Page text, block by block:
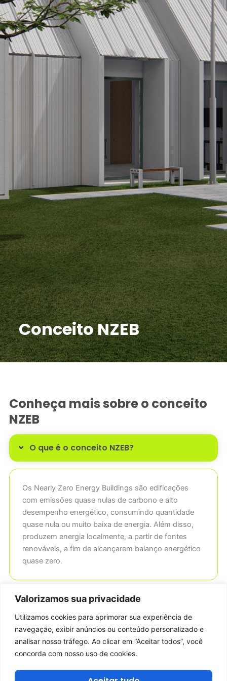
Valorizamos sua privacidade
Utilizamos cookies para aprimorar sua experiência de
navegação, exibir anúncios ou conteúdo personalizado e
analisar nosso tráfego. Ao clicar em “Aceitar todos”, você
concorda com nosso uso de cookies.
Conceito NZEB
Conheça mais sobre o conceito
NZEB
O que é o conceito NZEB?
Os Nearly Zero Energy Buildings são edificações
com emissões quase nulas de carbono e alto
desempenho energético, consumindo quantidade
quase nula ou muito baixa de energia. Além disso,
produzem energia localmente, a partir de fontes
renováveis, a fim de alcançarem balanço energético
quase zero.
Por que este conceito foi escolhido para o
Qual a origem do projeto do Espaço NZEB?
Qual a participação do Procel no projeto?